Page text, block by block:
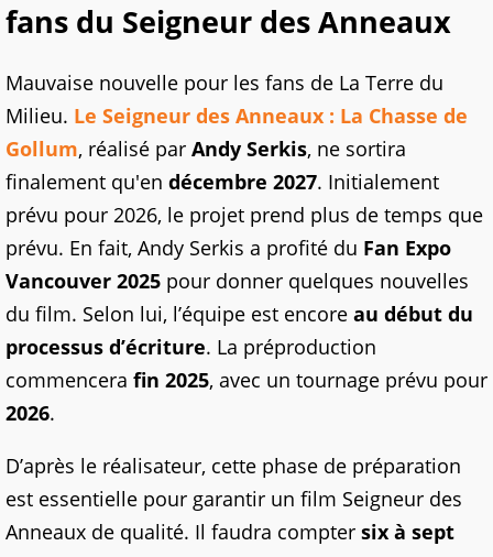
fans du Seigneur des Anneaux
Mauvaise nouvelle pour les fans de La Terre du
Milieu. Le Seigneur des Anneaux : La Chasse de
Gollum, réalisé par Andy Serkis, ne sortira
finalement qu'en décembre 2027. Initialement
prévu pour 2026, le projet prend plus de temps que
prévu. En fait, Andy Serkis a profité du Fan Expo
Vancouver 2025 pour donner quelques nouvelles
du film. Selon lui, l’équipe est encore au début du
processus d’écriture. La préproduction
commencera fin 2025, avec un tournage prévu pour
2026.
D’après le réalisateur, cette phase de préparation
est essentielle pour garantir un film Seigneur des
Anneaux de qualité. Il faudra compter six à sept